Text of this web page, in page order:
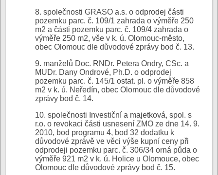
8. společnosti GRASO a.s. o odprodej části
pozemku parc. č. 109/1 zahrada o výměře 250
m2 a části pozemku parc. č. 109/4 zahrada o
výměře 250 m2, vše v k. ú. Olomouc-město,
obec Olomouc dle důvodové zprávy bod č. 13.
9. manželů Doc. RNDr. Petera Ondry, CSc. a
MUDr. Dany Ondrové, Ph.D. o odprodej
pozemku parc. č. 145/1 ostat. pl. o výměře 858
m2 v k. ú. Neředín, obec Olomouc dle důvodové
zprávy bod č. 14.
10. společnosti Investiční a majetková, spol. s
r.o. o revokaci části usnesení ZMO ze dne 14. 9.
2010, bod programu 4, bod 32 dodatku k
důvodové zprávě ve věci výše kupní ceny při
odprodeji pozemku parc. č. 306/34 orná půda o
výměře 921 m2 v k. ú. Holice u Olomouce, obec
Olomouc dle důvodové zprávy bod č. 15.